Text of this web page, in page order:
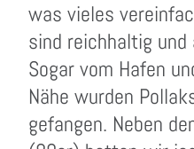
was vieles
sind reichhaltig und
Sogar vom Hafen
Nähe wurden
gefangen. Neben